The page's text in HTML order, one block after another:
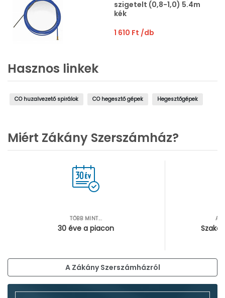
szigetelt (0,8-1,0) 5.4m
kék
1 610 Ft /db
Hasznos linkek
CO huzalvezető spirálok CO hegesztő gépek Hegesztőgépek
Miért Zákány Szerszámház?
TÖBB MINT...
30 éve a piacon
A Zákány Szerszámházról